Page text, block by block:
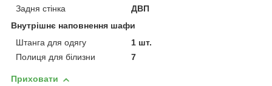
Задня стінка
ДВП
Внутрішнє наповнення шафи
Штанга для одягу
1 шт.
Полиця для білизни
7
Приховати